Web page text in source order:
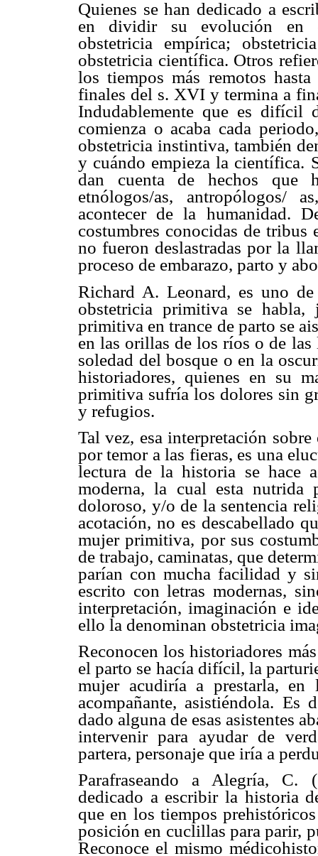
Quienes se han dedicado a
en dividir su evolución en
obstetricia empírica;
obstetricia científica. Otros
los tiempos más remotos
finales del s. XVI y termina a
Indudablemente que es difícil
comienza o acaba cada
obstetricia instintiva, también
y cuándo empieza la científica.
dan cuenta de hechos que
etnólogos/as, antropólogos/
acontecer de la humanidad.
costumbres conocidas de tribus
no fueron deslastradas por la
proceso de embarazo, parto y
Richard A. Leonard, es uno
obstetricia primitiva se
primitiva en trance de parto se
en las orillas de los ríos o de las
soledad del bosque o en la
historiadores, quienes en su
primitiva sufría los dolores sin
y refugios.
Tal vez, esa interpretación
por temor a las fieras, es una
lectura de la historia se hace
moderna, la cual esta
doloroso, y/o de la sentencia
acotación, no es descabellado
mujer primitiva, por sus
de trabajo, caminatas, que
parían con mucha facilidad y
escrito con letras modernas,
interpretación, imaginación e
ello la denominan obstetricia
Reconocen los historiadores
el parto se hacía difícil, la
mujer acudiría a prestarla, en
acompañante, asistiéndola. Es
dado alguna de esas asistentes
intervenir para ayudar de
partera, personaje que iría a
Parafraseando a Alegría, C.
dedicado a escribir la historia
que en los tiempos
posición en cuclillas para parir,
Reconoce el mismo